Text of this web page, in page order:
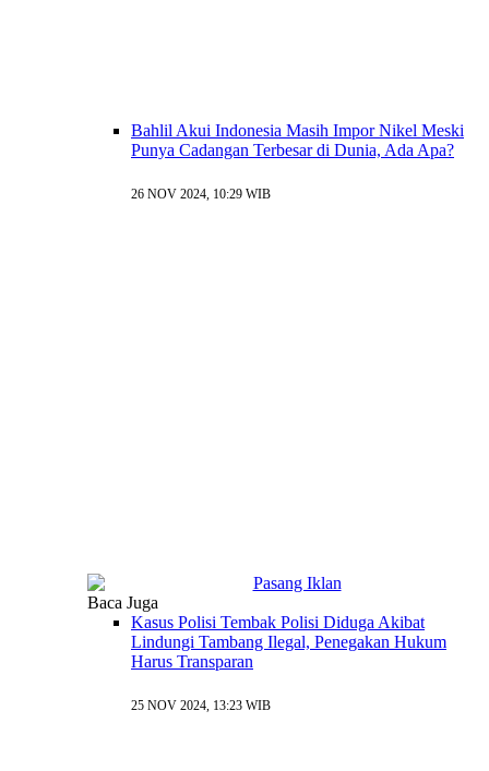
Bahlil Akui Indonesia Masih Impor Nikel Meski
Punya Cadangan Terbesar di Dunia, Ada Apa?
26 NOV 2024, 10:29 WIB
Baca Juga
Kasus Polisi Tembak Polisi Diduga Akibat
Lindungi Tambang Ilegal, Penegakan Hukum
Harus Transparan
25 NOV 2024, 13:23 WIB